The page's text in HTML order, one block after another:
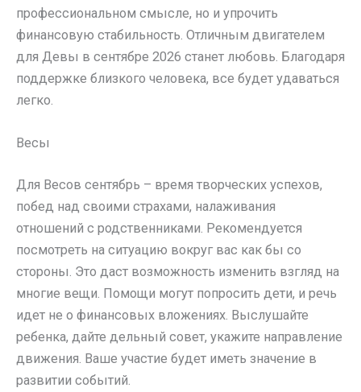
профессиональном смысле, но и упрочить
финансовую стабильность. Отличным двигателем
для Девы в сентябре 2026 станет любовь. Благодаря
поддержке близкого человека, все будет удаваться
легко.
Весы
Для Весов сентябрь – время творческих успехов,
побед над своими страхами, налаживания
отношений с родственниками. Рекомендуется
посмотреть на ситуацию вокруг вас как бы со
стороны. Это даст возможность изменить взгляд на
многие вещи. Помощи могут попросить дети, и речь
идет не о финансовых вложениях. Выслушайте
ребенка, дайте дельный совет, укажите направление
движения. Ваше участие будет иметь значение в
развитии событий.